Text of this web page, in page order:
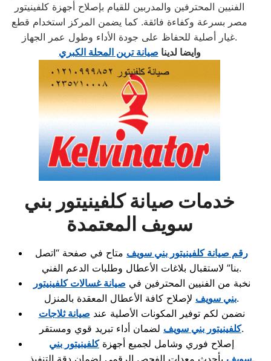
الفنيين المحترفين والمدربين للقيام بإصلاح أجهزة كلفينيتور
مصر بسرعة وكفاءة فائقة. كما يضمن المركز استخدام قطع
غيار أصلية للحفاظ على جودة الأداء وطول عمر الجهاز.
وايضا لدينا صيانة ترين المحلة الكبري
خدمات صيانة كلفينيتور بني
سويف المعتمدة
رقم صيانة كلفينيتور بني سويف متاح في صفحة “اتصل
بنا” لاستقبال بلاغات الأعطال وطلبات الدعم الفني.
نخبة من الفنيين المحترفين في صيانة غسالات كلفينيتور
بني سويفلإصلاح كافة الأعطال المعقدة بالمنزل.
نضمن لكم توفير المكونات الأصلية عند صيانة ثلاجات
كلفينيتور بني سويفلضمان أداء تبريد قوي ومستقر.
إصلاح فوري وشامل لجميع أجهزةكلفينيتور بني
سويفبأحدث معدات الفحص الرقمي لضمان دقة التنفيذ.